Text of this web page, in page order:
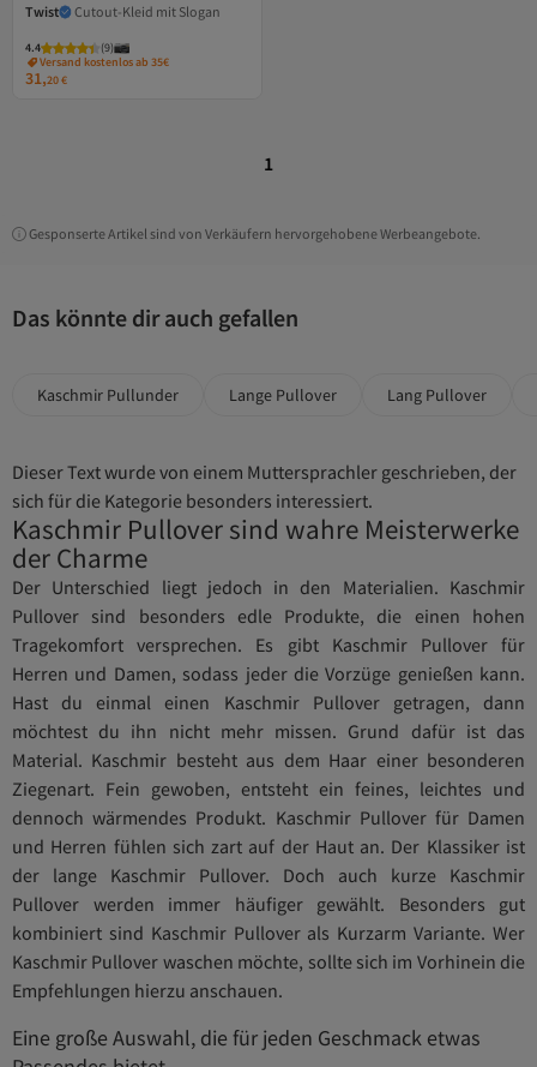
Twist Cutout-Kleid mit Slogan
4.4 (9)
Versand kostenlos ab 35€
31,20€
1
Gesponserte Artikel sind von Verkäufern hervorgehobene Werbeangebote.
Das könnte dir auch gefallen
Kaschmir Pullunder Lange Pullover Lang Pullover
Dieser Text wurde von einem Muttersprachler geschrieben, der
sich für die Kategorie besonders interessiert.
Kaschmir Pullover sind wahre Meisterwerke
der Charme
Der Unterschied liegt jedoch in den Materialien. Kaschmir
Pullover sind besonders edle Produkte, die einen hohen
Tragekomfort versprechen. Es gibt Kaschmir Pullover für
Herren und Damen, sodass jeder die Vorzüge genießen kann.
Hast du einmal einen Kaschmir Pullover getragen, dann
möchtest du ihn nicht mehr missen. Grund dafür ist das
Material. Kaschmir besteht aus dem Haar einer besonderen
Ziegenart. Fein gewoben, entsteht ein feines, leichtes und
dennoch wärmendes Produkt. Kaschmir Pullover für Damen
und Herren fühlen sich zart auf der Haut an. Der Klassiker ist
der lange Kaschmir Pullover. Doch auch kurze Kaschmir
Pullover werden immer häufiger gewählt. Besonders gut
kombiniert sind Kaschmir Pullover als Kurzarm Variante. Wer
Kaschmir Pullover waschen möchte, sollte sich im Vorhinein die
Empfehlungen hierzu anschauen.
Eine große Auswahl, die für jeden Geschmack etwas